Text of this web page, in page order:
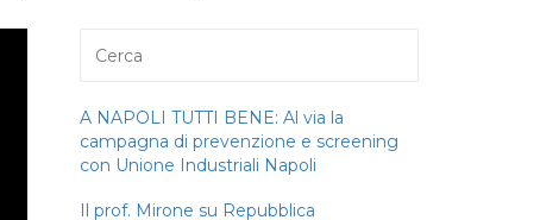
A NAPOLI TUTTI BENE: Al via la
campagna di prevenzione e screening
con Unione Industriali Napoli
Il prof. Mirone su Repubblica